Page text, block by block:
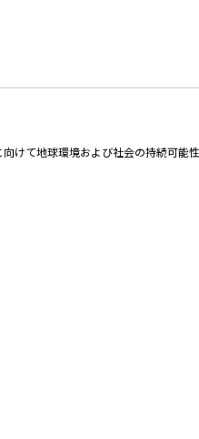
けて地球環境および社会の持続可能